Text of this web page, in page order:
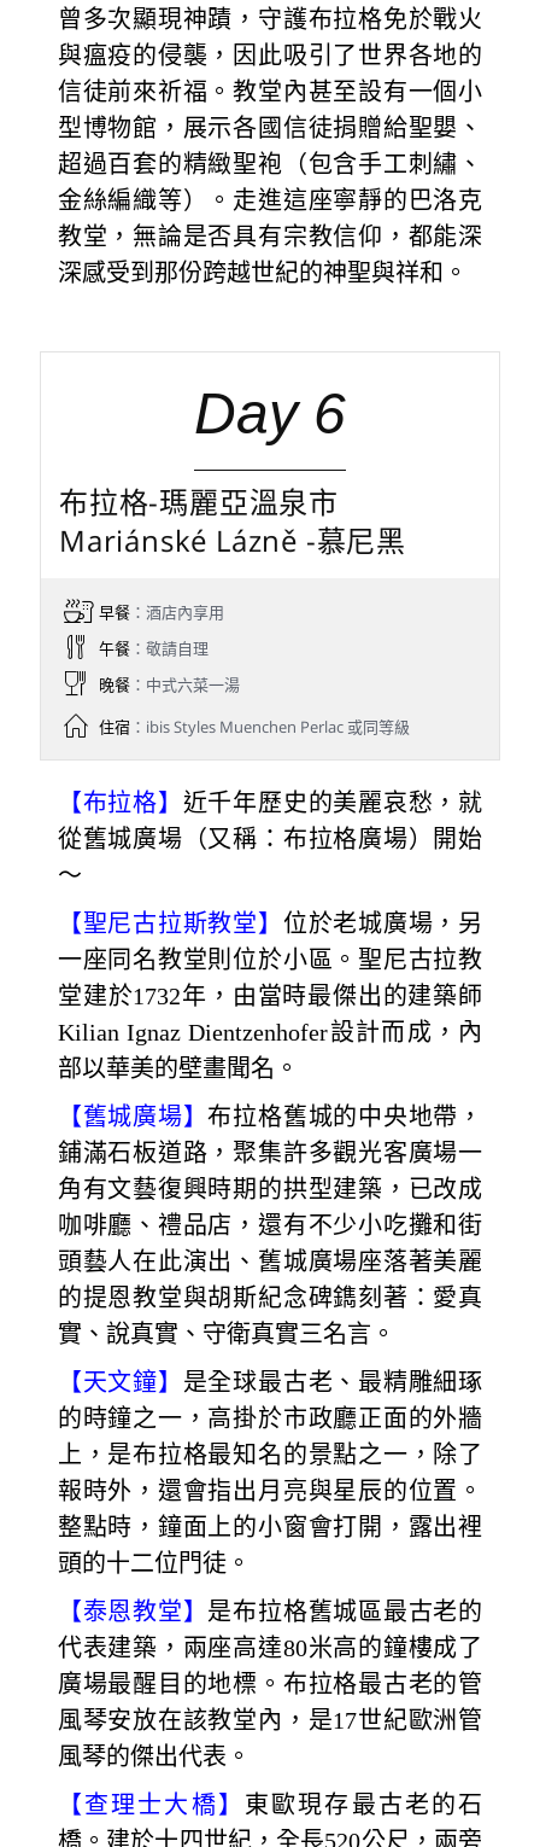
曾多次顯現神蹟，守護布拉格免於戰火
與瘟疫的侵襲，因此吸引了世界各地的
信徒前來祈福。教堂內甚至設有一個小
型博物館，展示各國信徒捐贈給聖嬰、
超過百套的精緻聖袍（包含手工刺繡、
金絲編織等）。走進這座寧靜的巴洛克
教堂，無論是否具有宗教信仰，都能深
深感受到那份跨越世紀的神聖與祥和。
Day 6
布拉格-瑪麗亞溫泉市
Mariánské Lázně -慕尼黑
早餐：酒店內享用
午餐：敬請自理
晚餐：中式六菜一湯
住宿：ibis Styles Muenchen Perlac 或同等級
【布拉格】 近千年歷史的美麗哀愁，就
從舊城廣場（又稱：布拉格廣場）開始
～
【聖尼古拉斯教堂】 位於老城廣場，另
一座同名教堂則位於小區。聖尼古拉教
堂建於1732年，由當時最傑出的建築師
Kilian Ignaz Dientzenhofer設計而成，內
部以華美的壁畫聞名。
【舊城廣場】布拉格舊城的中央地帶，
鋪滿石板道路，聚集許多觀光客廣場一
角有文藝復興時期的拱型建築，已改成
咖啡廳、禮品店，還有不少小吃攤和街
頭藝人在此演出、舊城廣場座落著美麗
的提恩教堂與胡斯紀念碑鐫刻著：愛真
實、說真實、守衛真實三名言。
【天文鐘】 是全球最古老、最精雕細琢
的時鐘之一，高掛於市政廳正面的外牆
上，是布拉格最知名的景點之一，除了
報時外，還會指出月亮與星辰的位置。
整點時，鐘面上的小窗會打開，露出裡
頭的十二位門徒。
【泰恩教堂】 是布拉格舊城區最古老的
代表建築，兩座高達80米高的鐘樓成了
廣場最醒目的地標。布拉格最古老的管
風琴安放在該教堂內，是17世紀歐洲管
風琴的傑出代表。
【查理士大橋】 東歐現存最古老的石
橋。建於十四世紀，全長520公尺，兩旁